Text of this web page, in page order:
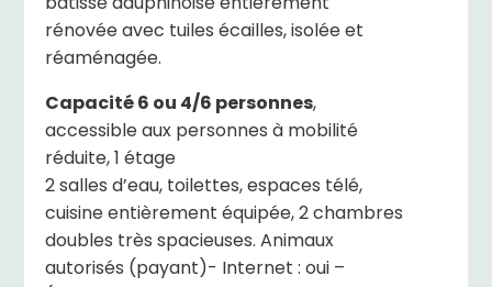
bâtisse dauphinoise entièrement
rénovée avec tuiles écailles, isolée et
réaménagée.
Capacité 6 ou 4/6 personnes,
accessible aux personnes à mobilité
réduite, 1 étage
2 salles d’eau, toilettes, espaces télé,
cuisine entièrement équipée, 2 chambres
doubles très spacieuses. Animaux
autorisés (payant)- Internet : oui –